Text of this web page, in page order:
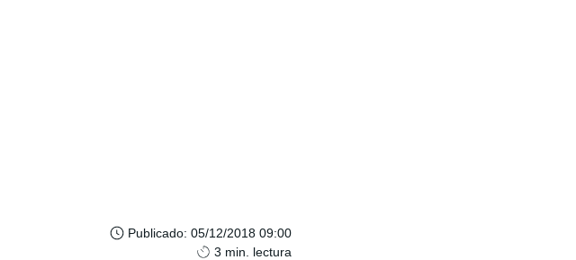
Publicado: 05/12/2018 09:00
3 min. lectura